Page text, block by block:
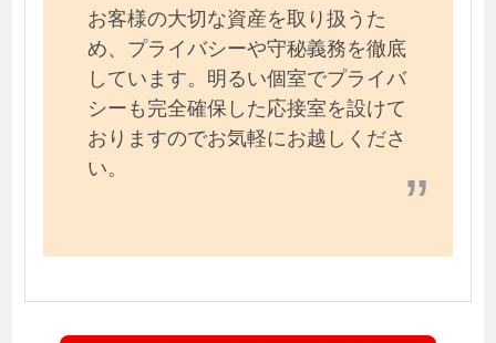
お客様の大切な資産を取り扱うた
め、プライバシーや守秘義務を徹底
しています。明るい個室でプライバ
シーも完全確保した応接室を設けて
おりますのでお気軽にお越しくださ
い。